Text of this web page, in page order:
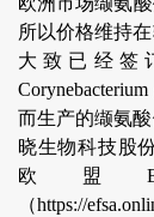
所以价格维持
大致已经签
而生产的缬氨
晓生物科技股
欧盟
（https://